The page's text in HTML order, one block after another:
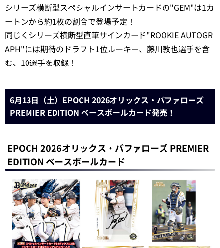
シリーズ横断型スペシャルインサートカードの"GEM"は1カ
ートンから約1枚の割合で登場予定！
同じくシリーズ横断型直筆サインカード"ROOKIE AUTOGR
APH"には期待のドラフト1位ルーキー、藤川敦也選手を含
む、10選手を収録！
6月13日（土）EPOCH 2026オリックス・バファローズ
PREMIER EDITION ベースボールカード発売！
EPOCH 2026オリックス・バファローズ PREMIER
EDITION ベースボールカード